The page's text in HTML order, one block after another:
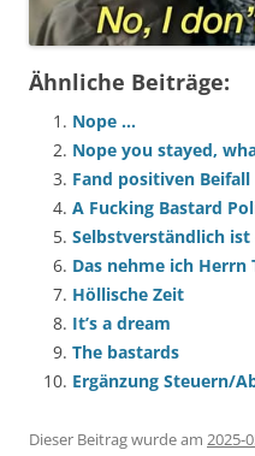
Ähnliche Beiträge:
Nope …
Nope you stayed,
Fand positiven Beifall
A Fucking Bastard
Selbstverständlich ist
Das nehme ich
Höllische Zeit
It’s a dream
The bastards
Ergänzung Steuern/
Dieser Beitrag wurde am 2025-